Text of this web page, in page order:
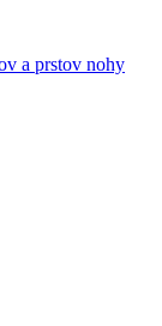
a prstov nohy